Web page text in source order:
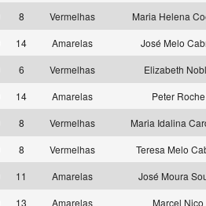
8 Vermelhas
Maria Helena
14 Amarelas
José Melo
6 Vermelhas
Elizabeth
14 Amarelas
Peter Roche
8 Vermelhas
Maria Idalina
8 Vermelhas
Teresa Melo
11 Amarelas
José Moura
13 Amarelas
Marcel Nico